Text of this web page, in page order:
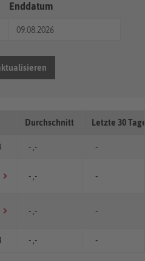
Enddatum
Durchschnitt Letzte 30
- ,- -
- ,- -
- ,- -
- ,- -